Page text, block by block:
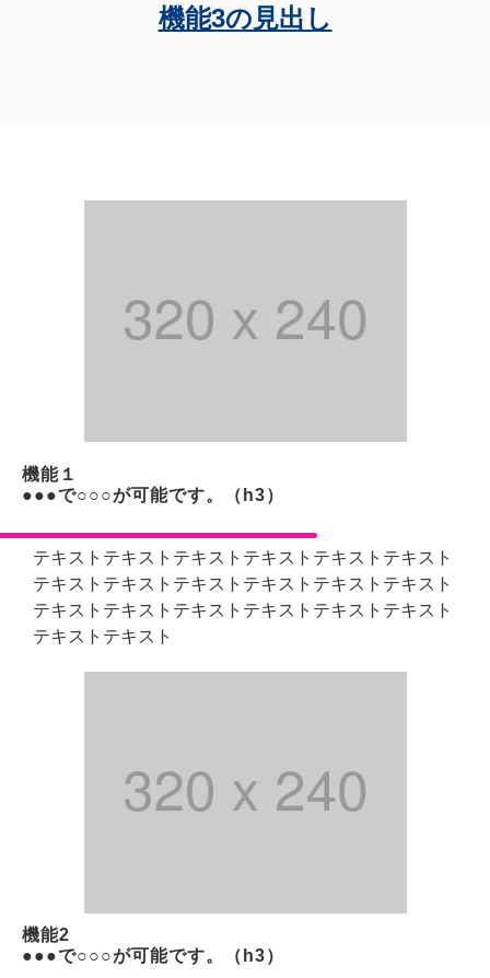
機能3の見出し
機能１
●●●で○○○が可能です。（h3）
テキストテキストテキストテキストテキストテキスト
テキストテキストテキストテキストテキストテキスト
テキストテキストテキストテキストテキストテキスト
テキストテキスト
機能2
●●●で○○○が可能です。（h3）